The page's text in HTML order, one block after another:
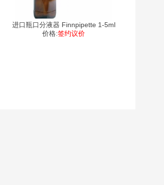
进口瓶口分液器 Finnpipette 1-5ml
价格:签约议价